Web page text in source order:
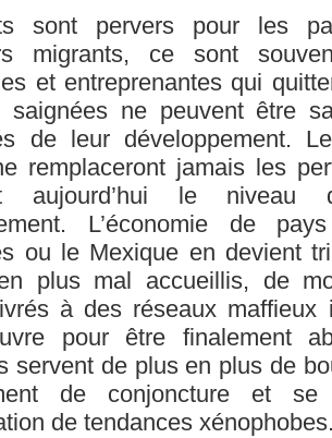
sont pervers pour les
migrants, ce sont
et entreprenantes qui
saignées ne peuvent être
de leur développement.
remplaceront jamais les
aujourd’hui le
L’économie de
ou le Mexique en devient
plus mal accueillis, de
à des réseaux maffieux
pour être finalement
servent de plus en plus de
de conjoncture et
de tendances